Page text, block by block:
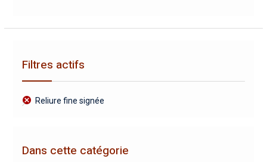
Filtres actifs
Reliure fine signée
Dans cette catégorie